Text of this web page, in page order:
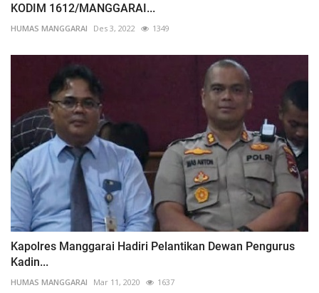
KODIM 1612/MANGGARAI...
HUMAS MANGGARAI Des 3, 2022 1349
Kapolres Manggarai Hadiri Pelantikan Dewan Pengurus
Kadin...
HUMAS MANGGARAI Mar 11, 2020 1637